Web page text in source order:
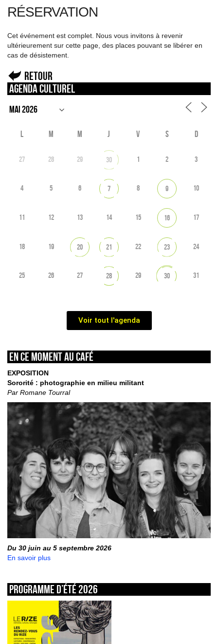
RÉSERVATION
Cet événement est complet. Nous vous invitons à revenir
ultérieurement sur cette page, des places pouvant se libérer en
cas de désistement.
Retour
Agenda culturel
L M M J V S D
27 28 29 30 1 2 3
4 5 6 7 8 9 10
11 12 13 14 15 16 17
18 19 20 21 22 23 24
25 26 27 28 29 30 31
Voir tout l'agenda
En ce moment au café
EXPOSITION
Sororité : photographie en milieu militant
Par Romane Tourral
Du 30 juin au 5 septembre 2026
En savoir plus
Programme d’été 2026